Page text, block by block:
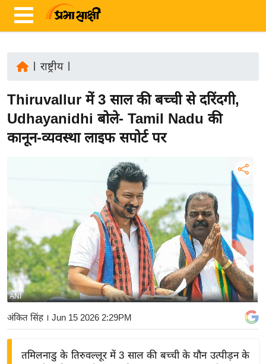
ख
र
त
र्रा
ष्ट्री
य
बि
ज़
ने
राष्ट्रीय|
Thiruvallur में 3 साल की बच्ची से दरिंदगी,
Udhayanidhi बोले- Tamil Nadu की
कानून-व्यवस्था लाइफ सपोर्ट पर
ANI
अंकित सिंह। Jun 15 2026 2:29PM
तमिलनाडु के तिरुवल्लूर में 3 साल की बच्ची के यौन उत्पीड़न के